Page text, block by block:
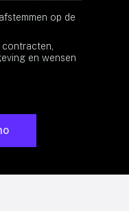
op de
contracten,
en wensen